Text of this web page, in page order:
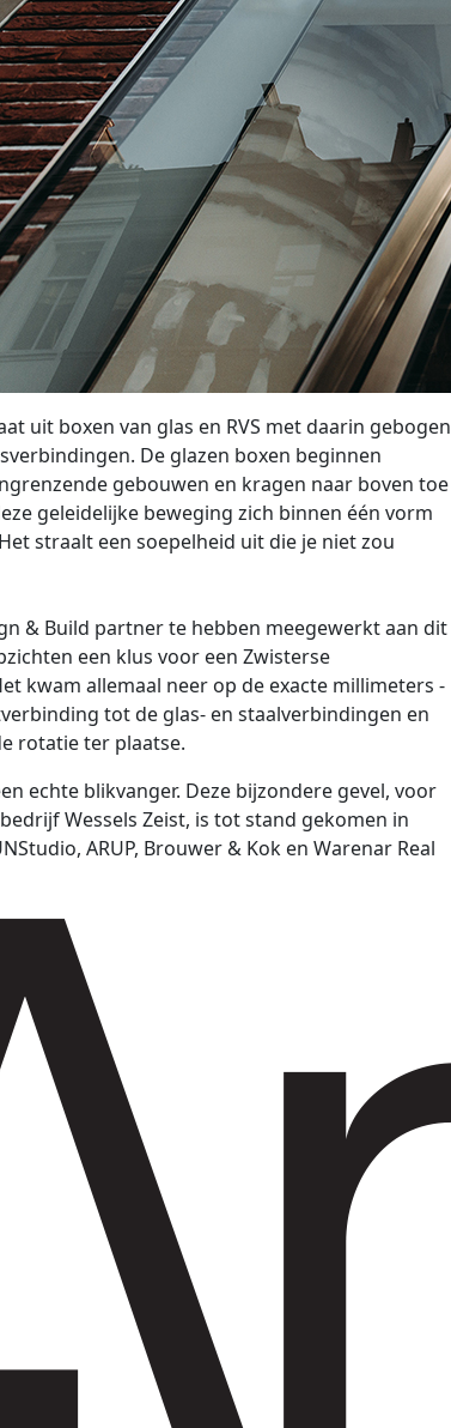
uit boxen van glas en RVS met daarin gebogen
De glazen boxen beginnen
gebouwen en kragen naar boven toe
geleidelijke beweging zich binnen één vorm
straalt een soepelheid uit die je niet zou
& Build partner te hebben meegewerkt aan dit
een klus voor een Zwisterse
kwam allemaal neer op de exacte millimeters -
tot de glas- en staalverbindingen en
rotatie ter plaatse.
echte blikvanger. Deze bijzondere gevel, voor
Wessels Zeist, is tot stand gekomen in
ARUP, Brouwer & Kok en Warenar Real